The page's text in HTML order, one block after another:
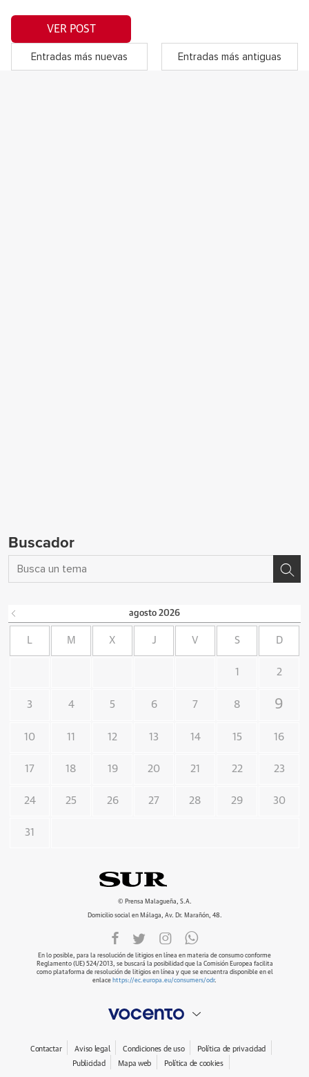
VER POST
Entradas más nuevas Entradas más antiguas
Buscador
agosto 2026
L M X J V S D
1 2
3 4 5 6 7 8 9
10 11 12 13 14 15 16
17 18 19 20 21 22 23
24 25 26 27 28 29 30
31
© Prensa Malagueña, S.A.
Domicilio social en Málaga, Av. Dr. Marañón, 48.
En lo posible, para la resolución de litigios en línea en materia de consumo conforme
Reglamento (UE) 524/2013, se buscará la posibilidad que la Comisión Europea facilita
como plataforma de resolución de litigios en línea y que se encuentra disponible en el
enlace https://ec.europa.eu/consumers/odr.
Contactar Aviso legal Condiciones de uso
Política de privacidad
Publicidad
Mapa web Política de cookies